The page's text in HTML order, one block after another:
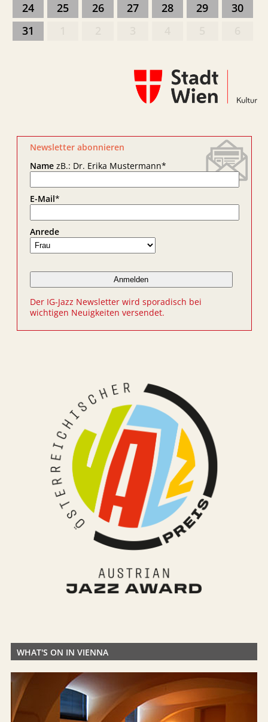
24
25 26 27 28 29
30
31
Newsletter abonnieren
NamezB.: Dr. Erika Mustermann*
E-Mail*
Anrede
Der IG-Jazz Newsletter wird sporadisch bei
wichtigen Neuigkeiten versendet.
WHAT'S ON IN VIENNA